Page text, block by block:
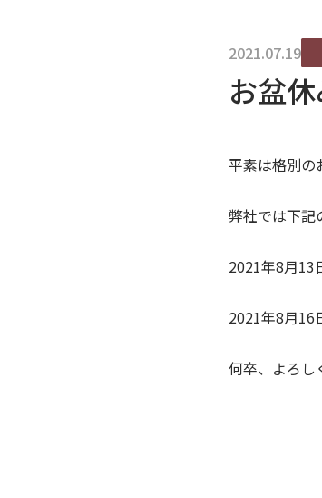
2021.07.19
お盆
平素は格別の
弊社では下記
2021年8月13
2021年8月16
何卒、よろし